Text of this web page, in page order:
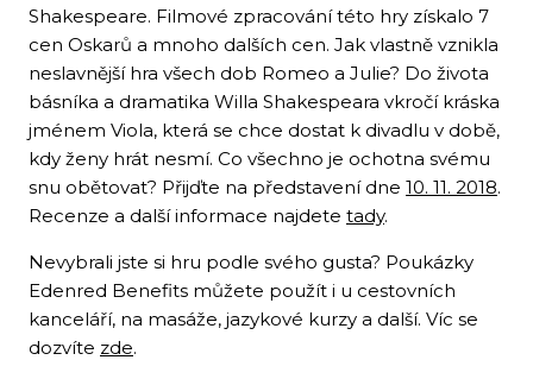
Shakespeare. Filmové zpracování této hry získalo 7
cen Oskarů a mnoho dalších cen. Jak vlastně vznikla
neslavnější hra všech dob Romeo a Julie? Do života
básníka a dramatika Willa Shakespeara vkročí kráska
jménem Viola, která se chce dostat k divadlu v době,
kdy ženy hrát nesmí. Co všechno je ochotna svému
snu obětovat? Přijďte na představení dne 10. 11. 2018.
Recenze a další informace najdete tady.
Nevybrali jste si hru podle svého gusta? Poukázky
Edenred Benefits můžete použít i u cestovních
kanceláří, na masáže, jazykové kurzy a další. Víc se
dozvíte zde.